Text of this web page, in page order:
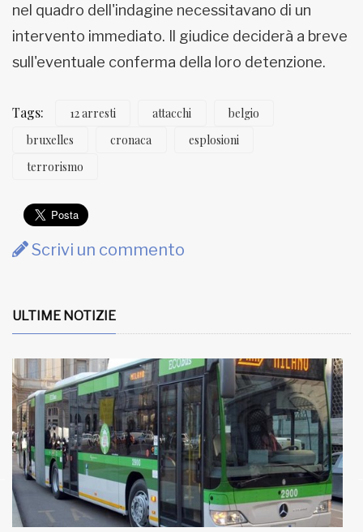
nel quadro dell'indagine necessitavano di un
intervento immediato. Il giudice deciderà a breve
sull'eventuale conferma della loro detenzione.
Tags: 12 arresti attacchi
belgio
bruxelles
cronaca
esplosioni
terrorismo
Scrivi un commento
ULTIME NOTIZIE